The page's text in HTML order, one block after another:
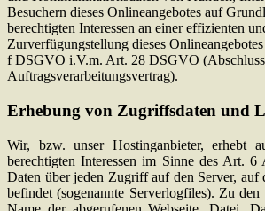
Besuchern dieses Onlineangebotes auf
berechtigten Interessen an einer effizienten
Zurverfügungstellung dieses
f DSGVO i.V.m. Art. 28 DSGVO (Abschluss
Auftragsverarbeitungsvertrag).
Erhebung von Zugriffsdaten und
Wir, bzw. unser Hostinganbieter, erhebt
berechtigten Interessen im Sinne des Art.
Daten über jeden Zugriff auf den Server, auf
befindet (sogenannte Serverlogfiles). Zu